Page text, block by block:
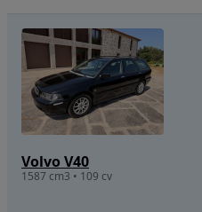
Volvo V40
1587 cm3 • 109 cv